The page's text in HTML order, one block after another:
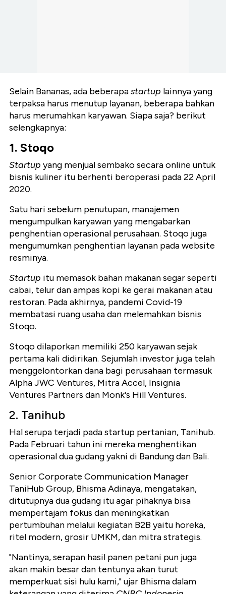
Selain Bananas, ada beberapastartup lainnya yang
terpaksa harus menutup layanan, beberapa bahkan
harus merumahkan karyawan. Siapa saja? berikut
selengkapnya:
1. Stoqo
Startup yang menjual sembako secara online untuk
bisnis kuliner itu berhenti beroperasi pada 22 April
2020.
Satu hari sebelum penutupan, manajemen
mengumpulkan karyawan yang mengabarkan
penghentian operasional perusahaan. Stoqo juga
mengumumkan penghentian layanan pada website
resminya.
Startup itu memasok bahan makanan segar seperti
cabai, telur dan ampas kopi ke gerai makanan atau
restoran. Pada akhirnya, pandemi Covid-19
membatasi ruang usaha dan melemahkan bisnis
Stoqo.
Stoqo dilaporkan memiliki 250 karyawan sejak
pertama kali didirikan. Sejumlah investor juga telah
menggelontorkan dana bagi perusahaan termasuk
Alpha JWC Ventures, Mitra Accel, Insignia
Ventures Partners dan Monk's Hill Ventures.
2. Tanihub
Hal serupa terjadi pada startup pertanian, Tanihub.
Pada Februari tahun ini mereka menghentikan
operasional dua gudang yakni di Bandung dan Bali.
Senior Corporate Communication Manager
TaniHub Group, Bhisma Adinaya, mengatakan,
ditutupnya dua gudang itu agar pihaknya bisa
mempertajam fokus dan meningkatkan
pertumbuhan melalui kegiatan B2B yaitu horeka,
ritel modern, grosir UMKM, dan mitra strategis.
"Nantinya, serapan hasil panen petani pun juga
akan makin besar dan tentunya akan turut
memperkuat sisi hulu kami," ujar Bhisma dalam